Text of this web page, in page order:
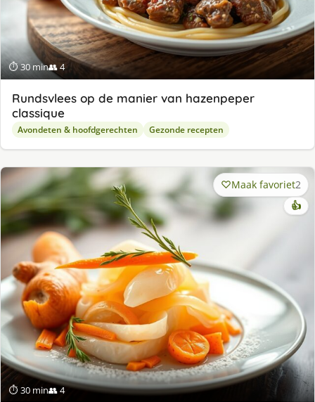
⏱ 30 min👥 4
Rundsvlees op de manier van hazenpeper
classique
Avondeten & hoofdgerechten Gezonde recepten
⏱ 30 min👥 4
Maak favoriet2
👍